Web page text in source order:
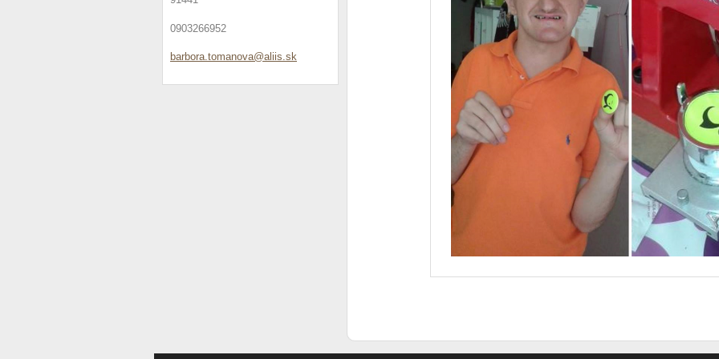
0903266952
barbora. tomanova@aliis.s k